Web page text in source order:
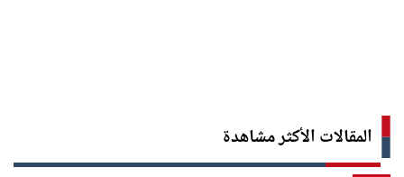
المقالات الأكثر مشاهدة